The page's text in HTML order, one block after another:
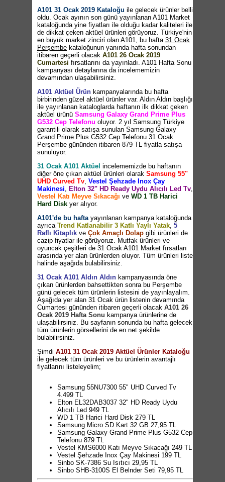
A101 31 Ocak 2019 Kataloğu ile gelecek ürünler belli
oldu. Ocak ayının son günü yayınlanan A101 Market
kataloğunda yine fiyatları ile olduğu kadar kaliteleri ile
de dikkat çeken aktüel ürünleri görüyoruz. Türkiye'nin
en büyük market zinciri olan A101, bu hafta 31 Ocak
Perşembe kataloğunun yanında hafta sonundan
itibaren geçerli olacak A101 26 Ocak 2019
Cumartesi fırsatlarını da yayınladı. A101 Hafta Sonu
kampanyası detaylarına da incelememizin
devamından ulaşabilirsiniz.
A101 Aktüel Ürün kampanyalarında bu hafta
birbirinden güzel aktüel ürünler var. Aldın Aldın başlığı
ile yayınlanan kataloglarda haftanın ilk dikkat çeken
aktüel ürünü Samsung Galaxy Grand Prime Plus
G532 Cep Telefonu oluyor. 2 yıl Samsung Türkiye
garantili olarak satışa sunulan Samsung Galaxy
Grand Prime Plus G532 Cep Telefonu 31 Ocak
Perşembe gününden itibaren 879 TL fiyatla satışa
sunuluyor.
31 Ocak A101 Aktüel incelememizde bu haftanın
diğer öne çıkan aktüel ürünleri olarak Samsung 55"
UHD Curved Tv, Vestel Şehzade Inox Çay
Makinesi, Elton 32" HD Ready Uydu Alıcılı Led Tv,
Vestel Katı Meyve Sıkacağı ve WD 1 TB Harici
Hard Disk yer alıyor.
A101'de bu haftayayınlanan kampanya kataloğunda
ayrıca Trend Katlanabilir 3 Katlı Yaylı Yatak, 5
Raflı Kitaplık ve Çok Amaçlı Dolap gibi ürünleri de
cazip fiyatlar ile görüyoruz. Mutfak ürünleri ve
oyuncak çeşitleri de 31 Ocak A101 Market fırsatları
arasında yer alan ürünlerden oluyor. Tüm ürünleri liste
halinde aşağıda bulabilirsiniz.
31 Ocak A101 Aldın Aldın kampanyasında öne
çıkan ürünlerden bahsettikten sonra bu Perşembe
günü gelecek tüm ürünlerin listesini de yayınlayalım.
Aşağıda yer alan 31 Ocak ürün listenin devamında
Cumartesi gününden itibaren geçerli olacak A101 26
Ocak 2019 Hafta Sonu kampanya ürünlerine de
ulaşabilirsiniz. Bu sayfanın sonunda bu hafta gelecek
tüm ürünlerin görsellerini de en net şekilde
bulabilirsiniz.
Şimdi A101 31 Ocak 2019 Aktüel Ürünler Kataloğu
ile gelecek tüm ürünleri ve bu ürünlerin avantajlı
fiyatlarını listeleyelim;
Samsung 55NU7300 55" UHD Curved Tv
4.499 TL
Elton EL32DAB3037 32" HD Ready Uydu
Alıcılı Led 949 TL
WD 1 TB Harici Hard Disk 279 TL
Samsung Micro SD Kart 32 GB 27,95 TL
Samsung Galaxy Grand Prime Plus G532 Cep
Telefonu 879 TL
Vestel KMS6000 Katı Meyve Sıkacağı 249 TL
Vestel Şehzade Inox Çay Makinesi 199 TL
Sinbo SK-7386 Su Isıtıcı 29,95 TL
Sinbo SHB-3100S El Belnder Seti 79,95 TL
Vestel Mix&Go Blender 129 TL